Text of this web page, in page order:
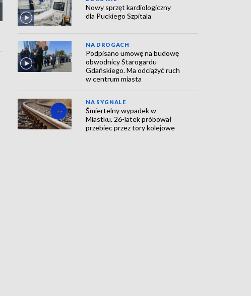
Nowy sprzęt kardiologiczny
dla Puckiego Szpitala
NA DROGACH
Podpisano umowę na budowę
obwodnicy Starogardu
Gdańskiego. Ma odciążyć ruch
w centrum miasta
NA SYGNALE
Śmiertelny wypadek w
Miastku. 26-latek próbował
przebiec przez tory kolejowe